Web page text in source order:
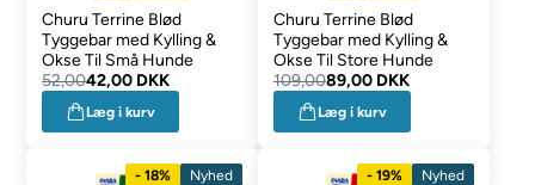
Churu Terrine Blød
Tyggebar med Kylling &
Okse Til Små Hunde
52,0042,00 DKK
Læg i kurv
Churu Terrine Blød
Tyggebar med Kylling &
Okse Til Store Hunde
109,0089,00 DKK
Læg i kurv
- 18% Nyhed - 19% Nyhed